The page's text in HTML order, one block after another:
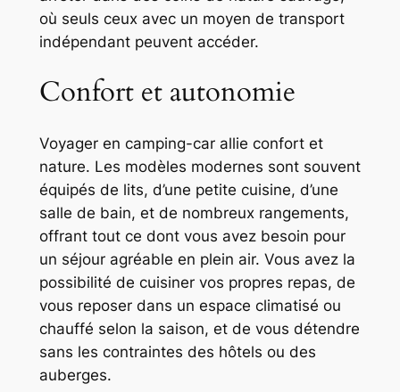
où seuls ceux avec un moyen de transport
indépendant peuvent accéder.
Confort et autonomie
Voyager en camping-car allie confort et
nature. Les modèles modernes sont souvent
équipés de lits, d’une petite cuisine, d’une
salle de bain, et de nombreux rangements,
offrant tout ce dont vous avez besoin pour
un séjour agréable en plein air. Vous avez la
possibilité de cuisiner vos propres repas, de
vous reposer dans un espace climatisé ou
chauffé selon la saison, et de vous détendre
sans les contraintes des hôtels ou des
auberges.